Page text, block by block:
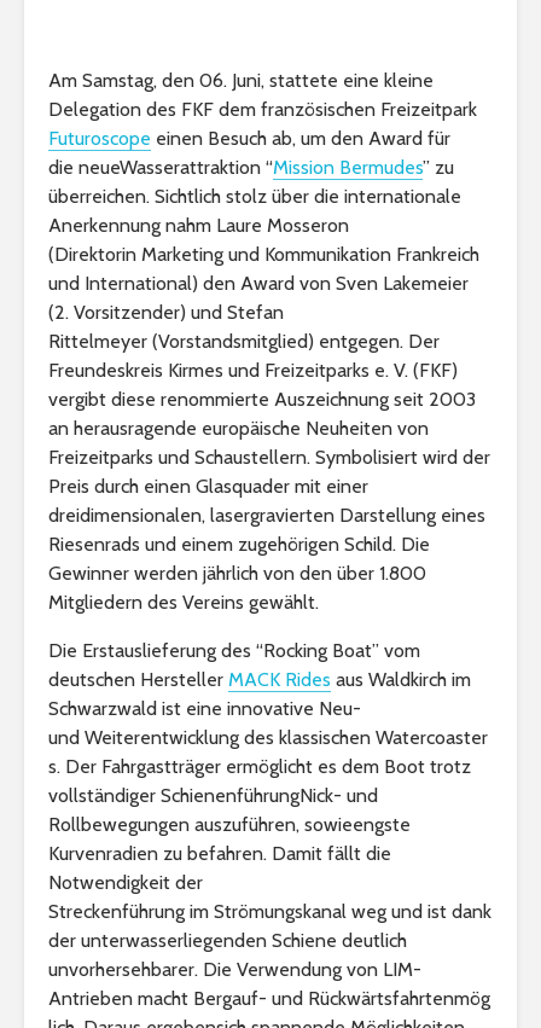
Am Samstag, den 06. Juni, stattete eine kleine
Delegation des FKF dem französischen Freizeitpark
Futuroscope einen Besuch ab, um den Award für
die neueWasserattraktion “Mission Bermudes” zu
überreichen. Sichtlich stolz über die internationale
Anerkennung nahm Laure Mosseron
(Direktorin Marketing und Kommunikation Frankreich
und International) den Award von Sven Lakemeier
(2. Vorsitzender) und Stefan
Rittelmeyer (Vorstandsmitglied) entgegen. Der
Freundeskreis Kirmes und Freizeitparks e. V. (FKF)
vergibt diese renommierte Auszeichnung seit 2003
an herausragende europäische Neuheiten von
Freizeitparks und Schaustellern. Symbolisiert wird der
Preis durch einen Glasquader mit einer
dreidimensionalen, lasergravierten Darstellung eines
Riesenrads und einem zugehörigen Schild. Die
Gewinner werden jährlich von den über 1.800
Mitgliedern des Vereins gewählt.
Die Erstauslieferung des “Rocking Boat” vom
deutschen Hersteller MACK Rides aus Waldkirch im
Schwarzwald ist eine innovative Neu-
und Weiterentwicklung des klassischen Watercoaster
s. Der Fahrgastträger ermöglicht es dem Boot trotz
vollständiger SchienenführungNick- und
Rollbewegungen auszuführen, sowieengste
Kurvenradien zu befahren. Damit fällt die
Notwendigkeit der
Streckenführung im Strömungskanal weg und ist dank
der unterwasserliegenden Schiene deutlich
unvorhersehbarer. Die Verwendung von LIM-
Antrieben macht Bergauf- und Rückwärtsfahrtenmög